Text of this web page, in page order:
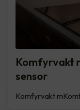
Komfyrvakt
sensor
Komfyrvakt